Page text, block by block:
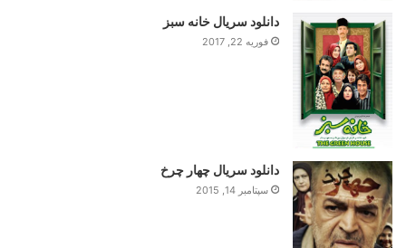
دانلود سریال خانه سبز
فوریه 22, 2017
دانلود سریال چهار چرخ
سپتامبر 14, 2015